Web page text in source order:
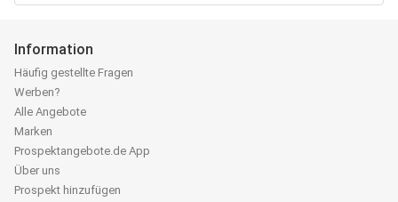
Information
Häufig gestellte Fragen
Werben?
Alle Angebote
Marken
Prospektangebote.de App
Über uns
Prospekt hinzufügen